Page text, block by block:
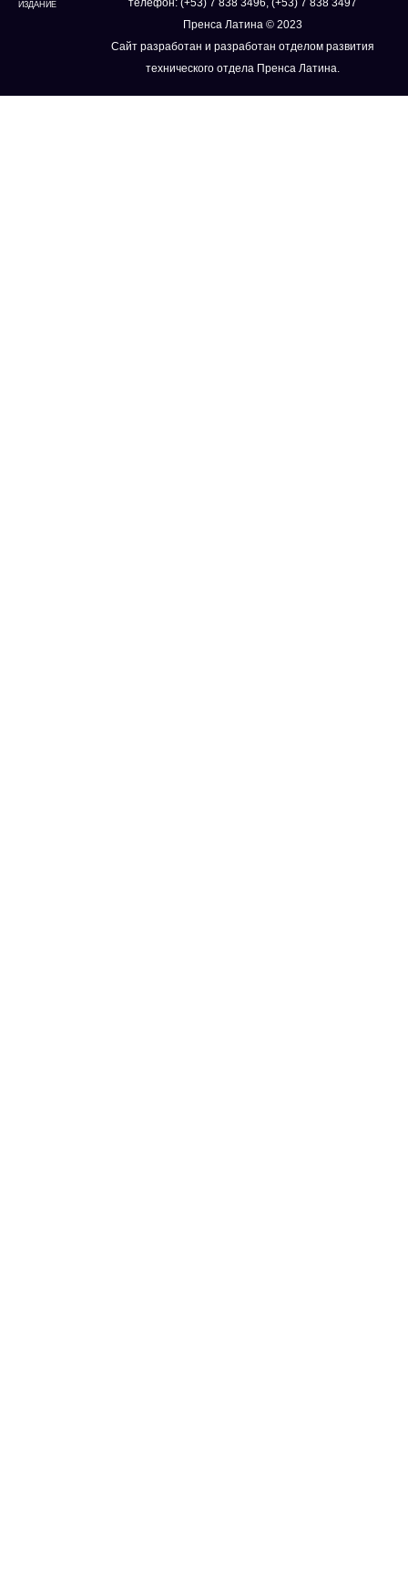
ИЗДАНИЕ
телефон: (+53) 7 838 3496, (+53) 7 838 3497
Пренса Латина © 2023
Сайт разработан и разработан отделом развития
технического отдела Пренса Латина.